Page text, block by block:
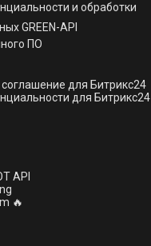
и обработки
GREEN-API
ПО
для Битрикс24
для Битрикс24
API
🔥